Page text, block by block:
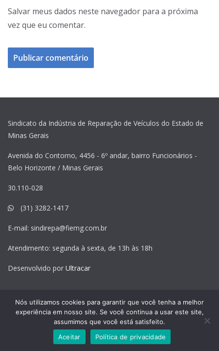
Salvar meus dados neste navegador para a próxima
vez que eu comentar.
Sindicato da Indústria de Reparação de Veículos do Estado de
Minas Gerais
Avenida do Contorno, 4456 - 6º andar, bairro Funcionários -
Belo Horizonte / Minas Gerais
30.110-028
(31) 3282-1417
E-mail: sindirepa@fiemg.com.br
Atendimento: segunda à sexta, de 13h às 18h
Desenvolvido por Ultracar
Copyright © 2026Sindirepa MG. Todos os direitos reservados.
ColorMagpor ThemeGrill. Powered byWordPress
Nós utilizamos cookies para garantir que você tenha a melhor
experiência em nosso site. Se você continua a usar este site,
assumimos que você está satisfeito.
Aceitar
Política de privacidade